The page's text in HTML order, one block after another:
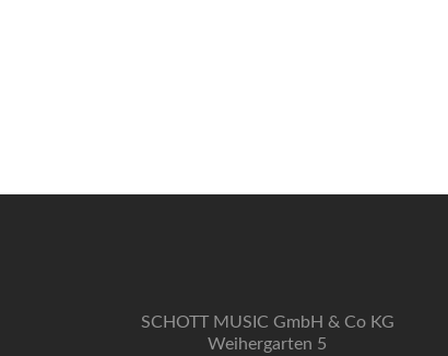
SCHOTT MUSIC GmbH & Co KG
Weihergarten 5